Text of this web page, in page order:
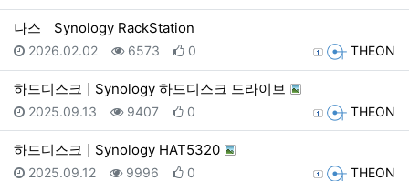
나스 Synology RackStation
등록자 THEON
등록일
2026.02.02 조회
6573 추천
0
하드디스크 Synology 하드디스크 드라이브
등록자 THEON
등록일
2025.09.13 조회
9407 추천
0
하드디스크 Synology HAT5320
등록자 THEON
등록일
2025.09.12 조회
9996 추천
0